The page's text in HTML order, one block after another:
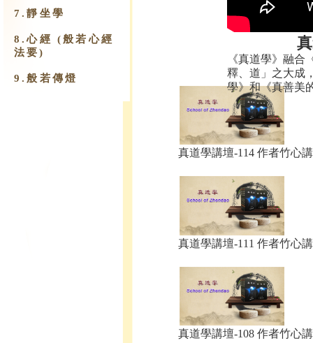
7.靜坐學
8.心經 (般若心經
法要)
9.​般若傳燈
《真道學》融
釋、道」之大成
學》和《真善美
真道學講壇-114 作者竹心
真道學講壇-111 作者竹心
真道學講壇-108 作者竹心